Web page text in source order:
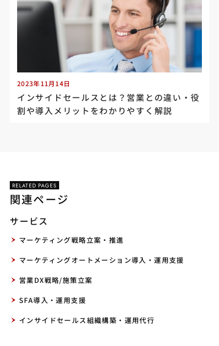
2023年11月14日
インサイドセールスとは？営業との違い・役
割や導入メリットをわかりやすく解説
RELATED PAGES
関連ページ
サービス
マーケティング戦略立案・推進
マーケティングオートメーション導入・運用支援
営業DX戦略/施策立案
SFA導入・運用支援
インサイドセールス組織構築・運用代行